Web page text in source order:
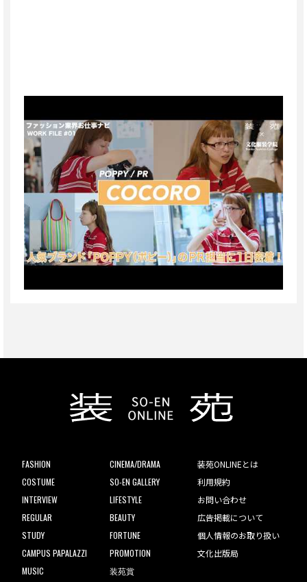
FASHION
COSTUME
INTERVIEW
REGULAR
STUDY
CAMPUS PAPALAZZI
MUSIC
CINEMA/DRAMA
SO-EN GALLERY
LIFESTYLE
BEAUTY
FORTUNE
PROMOTION
装苑賞
装苑ONLINEとは
利用規約
お問い合わせ
広告掲載について
個人情報のお取り扱い
文化出版局